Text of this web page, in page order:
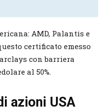
AMD, Palantis e
certificato emesso
con barriera
al 50%.
azioni USA